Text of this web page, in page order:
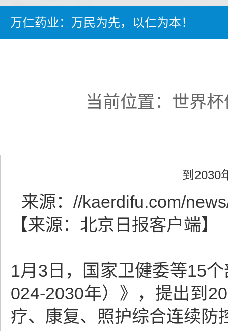
万仁药业：万民为先，以仁为本！
当前位置： 世界
到2030
来源： //kaerdifu.com/
【来源：北京日报客户端】
1月3日，国家卫健委等15
024-2030年）》，提出到
疗、康复、照护综合连续防